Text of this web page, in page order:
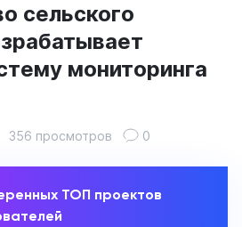
сельского
мониторинга
356 просмотров 0
ТОП проектов